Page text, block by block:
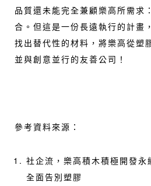
品質還未能完全兼顧樂高所需求
合。但這是一份長遠執行的計畫
找出替代性的材料，將樂高從塑
並與創意並行的友善公司！
參考資料來源：
社企流， 樂高積木積極開發
全面告別塑膠